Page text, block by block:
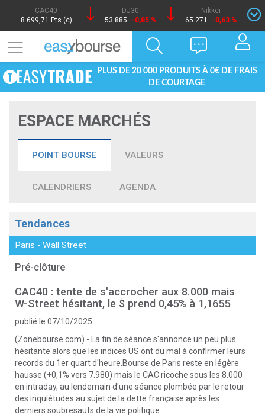
CAC40
8 699,71 Pts (c)
DJ30
53 885
-0,85 %
Nikkei
65 271
-0,63 %
PLUS DE 20 000 PRODUITS À 0€ DE FRAIS
DE COURTAGE
ESPACE MARCHÉS
POINT BOURSE VALEURS
CALENDRIERS AGENDA
Tendances
Paris - Wall Street
Pré-clôture
CAC40 : tente de s'accrocher aux 8.000 mais
W-Street hésitant, le $ prend 0,45% à 1,1655
publié le 07/10/2025
(Zonebourse.com) - La fin de séance s'annonce un peu plus
hésitante alors que les indices US ont du mal à confirmer leurs
records du 1er quart d'heure.Bourse de Paris reste en légère
hausse (+0,1% vers 7.980) mais le CAC ricoche sous les 8.000
en intraday, au lendemain d'une séance plombée par le retour
des inquiétudes au sujet de la dette française après les
derniers soubresauts de la vie politique.